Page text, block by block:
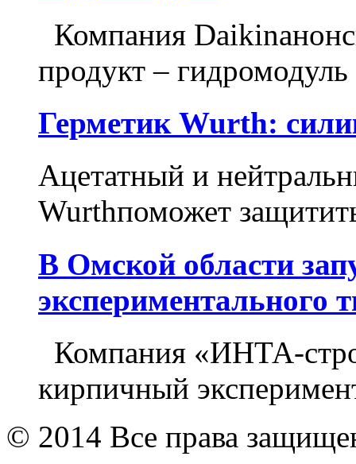
Компания
продукт –
Герметик Wurth:
Ацетатный и
Wurthпоможет
В Омской области
экспериментального
Компания «ИНТА-
кирпичный
© 2014 Все права